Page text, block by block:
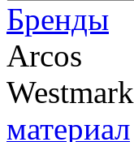
Бренды
Arcos
Westmark
материал